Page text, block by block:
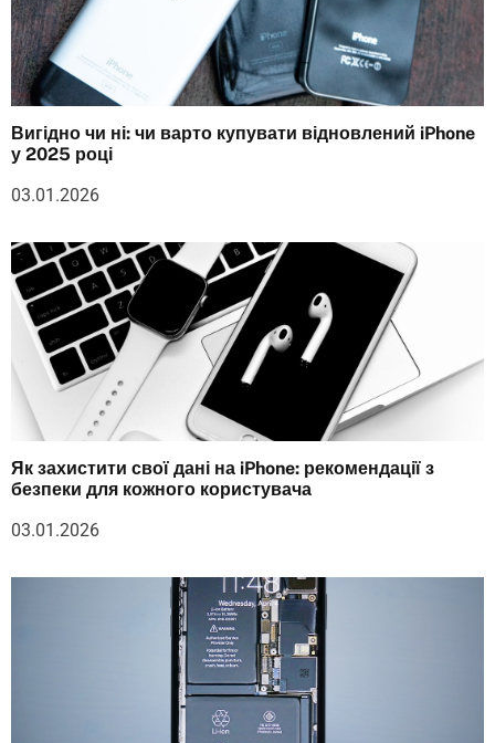
Вигідно чи ні: чи варто купувати відновлений iPhone
у 2025 році
03.01.2026
Як захистити свої дані на iPhone: рекомендації з
безпеки для кожного користувача
03.01.2026